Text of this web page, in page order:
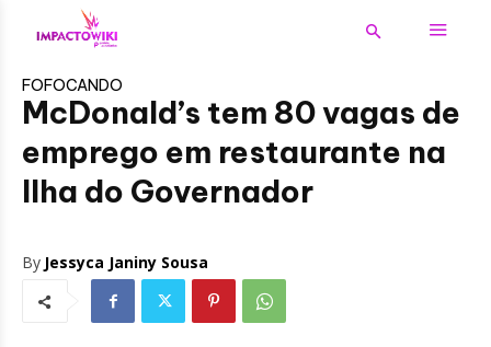
FOFOCANDO
McDonald’s tem 80 vagas de
emprego em restaurante na
Ilha do Governador
By Jessyca Janiny Sousa